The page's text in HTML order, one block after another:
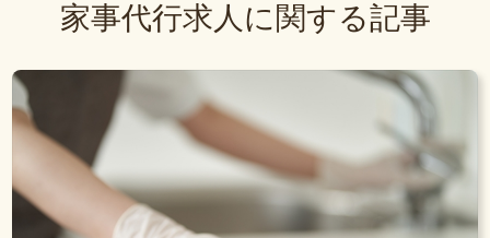
家事代行求人に関する記事